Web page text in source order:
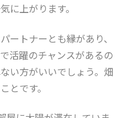
に上がります。
ートナーとも縁があり、
活躍のチャンスがあるの
い方がいいでしょう。畑
とです。